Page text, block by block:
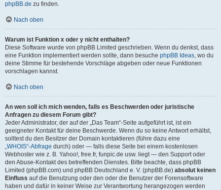
phpBB.de zu finden.
Nach oben
Warum ist Funktion x oder y nicht enthalten?
Diese Software wurde von phpBB Limited geschrieben. Wenn du denkst, dass
eine Funktion implementiert werden sollte, dann besuche phpBB Ideas, wo du
deine Stimme für bestehende Vorschläge abgeben oder neue Funktionen
vorschlagen kannst.
Nach oben
An wen soll ich mich wenden, falls es Beschwerden oder juristische
Anfragen zu diesem Forum gibt?
Jeder Administrator, der auf der „Das Team“-Seite aufgeführt ist, ist ein
geeigneter Kontakt für deine Beschwerde. Wenn du so keine Antwort erhältst,
solltest du den Besitzer der Domain kontaktieren (führe dazu eine
„WHOIS“-Abfrage durch) oder — falls diese Seite bei einem kostenlosen
Webhoster wie z. B. Yahoo!, free.fr, funpic.de usw. liegt — den Support oder
den Abuse-Kontakt des betreffenden Dienstes. Bitte beachte, dass phpBB
Limited (phpBB.com) und phpBB Deutschland e. V. (phpBB.de) absolut keinen
Einfluss auf die Benutzung oder den oder die Benutzer der Forensoftware
haben und dafür in keiner Weise zur Verantwortung herangezogen werden